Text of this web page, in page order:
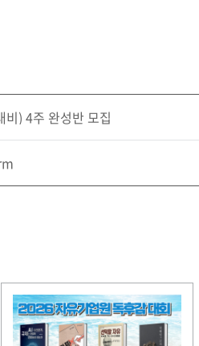
) 4주 완성반 모집